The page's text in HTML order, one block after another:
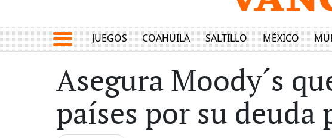
JUEGOS COAHUILA SALTILLO MÉXICO
Asegura Moody´s
países por su deuda